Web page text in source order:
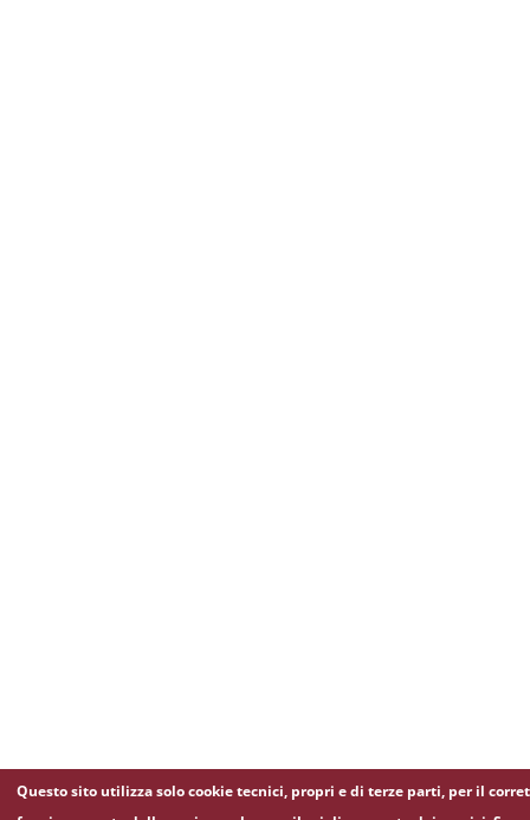
Questo sito utilizza solo cookie tecnici, propri e di terze parti, per il